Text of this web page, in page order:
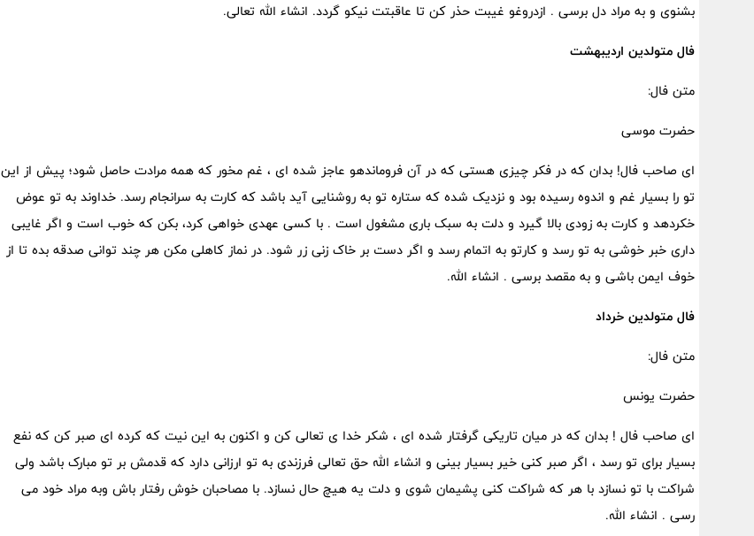
بشنوی و به مراد دل برسی . ازدروغو غیبت حذر کن تا عاقبتت نیکو گردد. انشاء الله تعالی.
فال متولدین اردیبهشت
متن فال:
حضرت موسی
ای صاحب فال! بدان که در فکر چیزی هستی که در آن فروماندهو عاجز شده ای ، غم مخور که همه مرادت حاصل شود؛ پیش از این
تو را بسیار غم و اندوه رسیده بود و نزدیک شده که ستاره تو به روشنایی آید باشد که کارت به سرانجام رسد. خداوند به تو عوض
خکردهد و کارت به زودی بالا گیرد و دلت به سبک باری مشغول است . با کسی عهدی خواهی کرد، بکن که خوب است و اگر غایبی
داری خبر خوشی به تو رسد و کارتو به اتمام رسد و اگر دست بر خاک زنی زر شود. در نماز کاهلی مکن هر چند توانی صدقه بده تا از
خوف ایمن باشی و به مقصد برسی . انشاء الله.
فال متولدین خرداد
متن فال:
حضرت یونس
ای صاحب فال ! بدان که در میان تاریکی گرفتار شده ای ، شکر خدا ی تعالی کن و اکنون به این نیت که کرده ای صبر کن که نفع
بسیار برای تو رسد ، اگر صبر کنی خیر بسیار بینی و انشاء الله حق تعالی فرزندی به تو ارزانی دارد که قدمش بر تو مبارک باشد ولی
شراکت با تو نسازد با هر که شراکت کنی پشیمان شوی و دلت یه هیچ حال نسازد. با مصاحبان خوش رفتار باش وبه مراد خود می
رسی . انشاء الله.